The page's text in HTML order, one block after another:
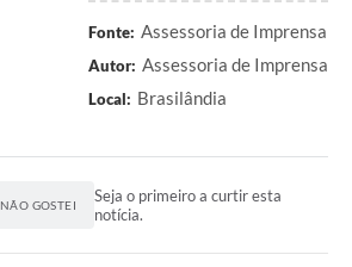
Fonte: Assessoria de Imprensa
Autor: Assessoria de Imprensa
Local: Brasilândia
NÃO GOSTEI
Seja o primeiro a curtir esta
notícia.